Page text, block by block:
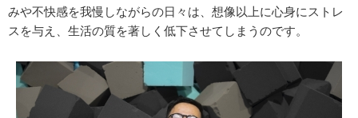
みや不快感を我慢しながらの日々は、想像以上に心身にストレ
スを与え、生活の質を著しく低下させてしまうのです。